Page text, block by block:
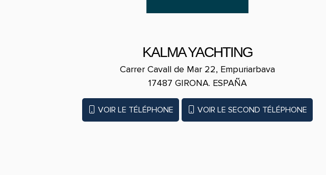
KALMA YACHTING
Carrer Cavall de Mar 22, Empuriarbava
17487​ GIRONA. ESPAÑA
VOIR LE TÉLÉPHONE VOIR LE SECOND TÉLÉPHONE